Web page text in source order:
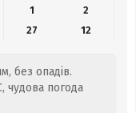
1
2
27 12
без опадів.
чудова погода